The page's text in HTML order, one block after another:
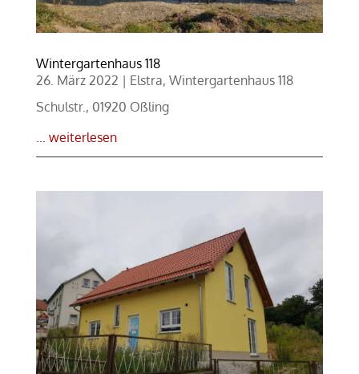
Wintergartenhaus 118
26. März 2022 | Elstra, Wintergartenhaus 118
Schulstr., 01920 Oßling
... weiterlesen